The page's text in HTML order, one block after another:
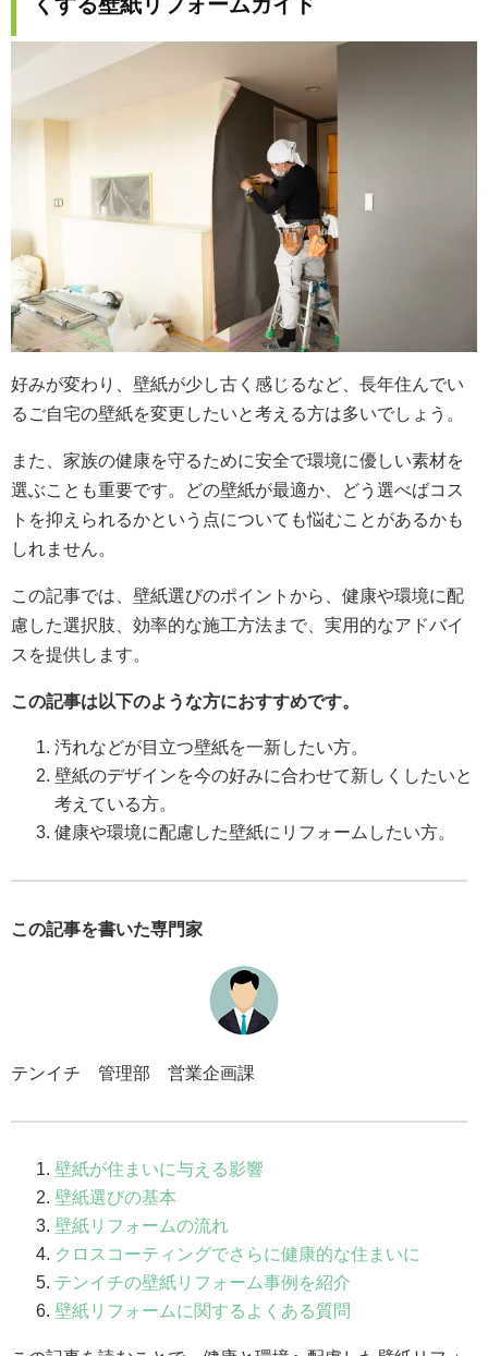
好みが変わり、壁紙が少し古く感じるなど、長年住んでい
るご自宅の壁紙を変更したいと考える方は多いでしょう。
また、家族の健康を守るために安全で環境に優しい素材を
選ぶことも重要です。どの壁紙が最適か、どう選べばコス
トを抑えられるかという点についても悩むことがあるかも
しれません。
この記事では、壁紙選びのポイントから、健康や環境に配
慮した選択肢、効率的な施工方法まで、実用的なアドバイ
スを提供します。
この記事は以下のような方におすすめです。
汚れなどが目立つ壁紙を一新したい方。
壁紙のデザインを今の好みに合わせて新しくしたいと
考えている方。
健康や環境に配慮した壁紙にリフォームしたい方。
この記事を書いた専門家
テンイチ 管理部 営業企画課
壁紙が住まいに与える影響
壁紙選びの基本
壁紙リフォームの流れ
クロスコーティングでさらに健康的な住まいに
テンイチの壁紙リフォーム事例を紹介
壁紙リフォームに関するよくある質問